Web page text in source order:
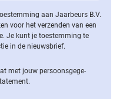
aan Jaarbeurs B.V.
voor het verzenden van een
Je kunt je toestemming te
in de nieuwsbrief.
met jouw per­soons­ge­ge­